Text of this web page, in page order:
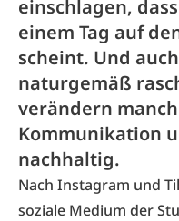
einschlagen,
einem Tag auf
scheint. Und
naturgemäß
verändern
Kommunikation
nachhaltig.
Nach Instagram und
soziale Medium der